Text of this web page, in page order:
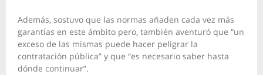
Además, sostuvo que las normas añaden cada vez más
garantías en este ámbito pero, también aventuró que “un
exceso de las mismas puede hacer peligrar la
contratación pública” y que “es necesario saber hasta
dónde continuar”.